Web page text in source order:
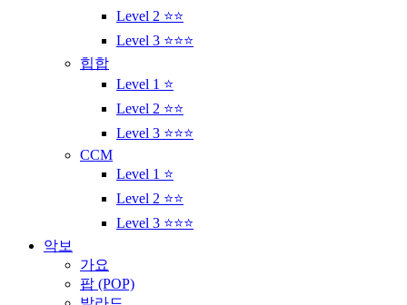
Level 2 ⭐⭐
Level 3 ⭐⭐⭐
힙합
Level 1 ⭐
Level 2 ⭐⭐
Level 3 ⭐⭐⭐
CCM
Level 1 ⭐
Level 2 ⭐⭐
Level 3 ⭐⭐⭐
악보
가요
팝 (POP)